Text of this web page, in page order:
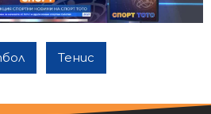
Тенис